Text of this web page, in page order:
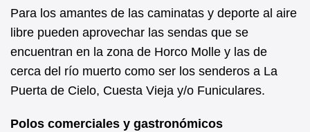
Para los amantes de las caminatas y deporte al aire
libre pueden aprovechar las sendas que se
encuentran en la zona de Horco Molle y las de
cerca del río muerto como ser los senderos a La
Puerta de Cielo, Cuesta Vieja y/o Funiculares.
Polos comerciales y gastronómicos